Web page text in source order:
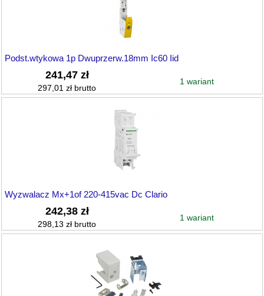
Podst.wtykowa 1p Dwuprzerw.18mm Ic60 Iid
241,47 zł
297,01 zł brutto
1 wariant
Wyzwalacz Mx+1of 220-415vac Dc Clario
242,38 zł
298,13 zł brutto
1 wariant